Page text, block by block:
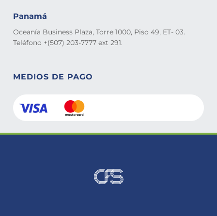
Panamá
Oceanía Business Plaza, Torre 1000, Piso 49, ET- 03.
Teléfono +(507) 203-7777 ext 291.
MEDIOS DE PAGO